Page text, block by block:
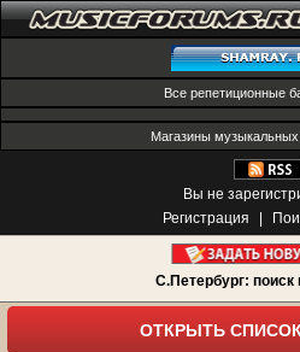
Все репетиционные
Магазины
Вы не
Регистрация
С.Петербург: поиск
ОТКРЫТЬ